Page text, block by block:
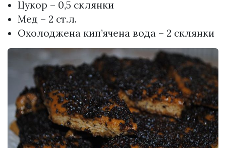
Цукор – 0,5 склянки
Мед – 2 ст.л.
Охолоджена кип’ячена вода – 2 склянки